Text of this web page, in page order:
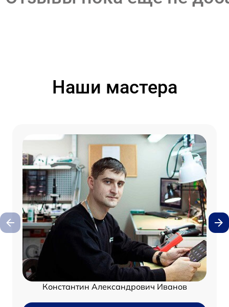
Наши мастера
Константин Александрович Иванов